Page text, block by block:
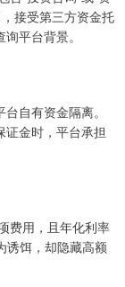
接受第三方资金托
平台背景。
自有资金隔离。
证金时，平台承担
费用，且年化利率
诱饵，却隐藏高额